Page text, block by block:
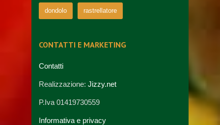
dondolo rastrellatore
CONTATTI E MARKETING
Contatti
Realizzazione: Jizzy.net
P.Iva 01419730559
Informativa e privacy